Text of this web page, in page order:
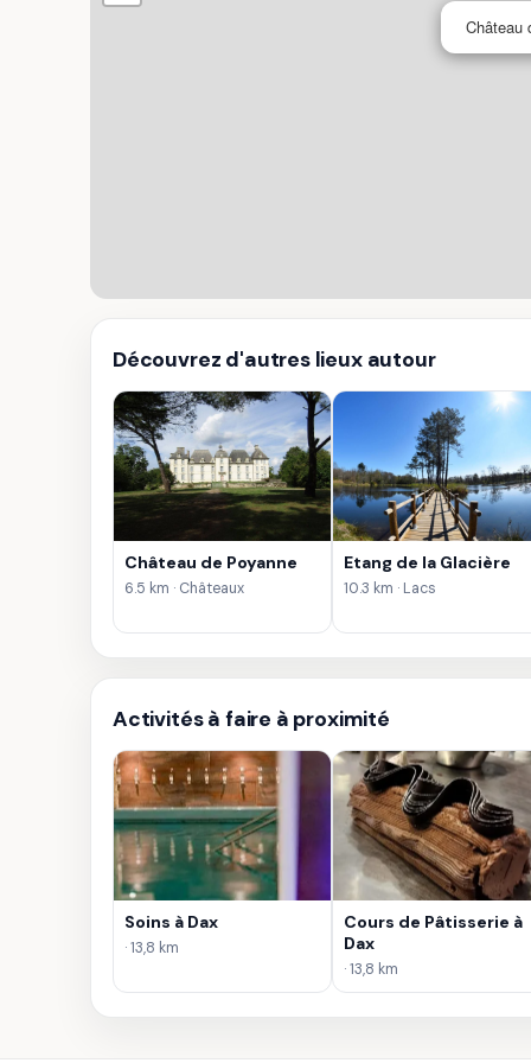
Château
Découvrez d'autres lieux autour
Château de Poyanne
6.5 km · Châteaux
Etang de la Glacière
10.3 km · Lacs
Activités à faire à proximité
Soins à Dax
· 13,8 km
Cours de Pâtisserie à
Dax
· 13,8 km